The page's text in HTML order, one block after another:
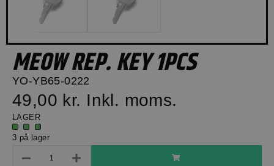
MEOW REP. KEY 1PCS
YO-YB65-0222
49,00 kr. Inkl. moms.
LAGER
3 på lager